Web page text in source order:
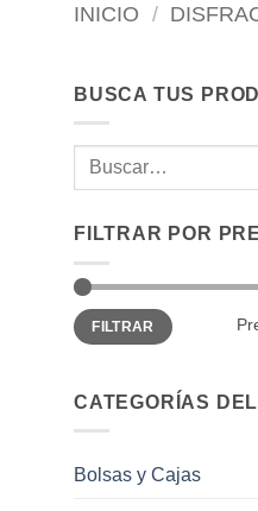
INICIO /
BUSCA TUS
Buscar
FILTRAR POR
Precio
mínimo
Precio
máximo
FILTRAR
CATEGORÍAS
Bolsas y Cajas